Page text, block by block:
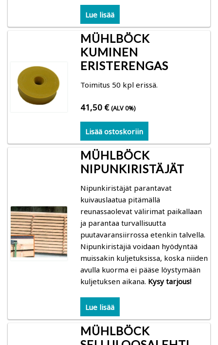
Merlin-ilmankostuttimet
Ilmanpuhdistimet
Puhaltimet
Pientalojen hiukkassuodattimet
Tehoraksa rakennustarvikkeet
Koneet ja laitteet rakennuksille
Rakennus- ja sisustustuotteet
Mittarit
Koneet ja laitteet
Käytetyt koneet ja laitteet
Ved-Systems Oy Engineering
Lue lisää
MÜHLBÖCK
KUMINEN
ERISTERENGAS
Toimitus 50 kpl erissä.
41,50 € (ALV 0%)
Lisää ostoskoriin
MÜHLBÖCK
NIPUNKIRISTÄJÄT
Nipunkiristäjät parantavat
kuivauslaatua pitämällä
reunassaolevat välirimat paikallaan
ja parantaa turvallisuutta
puutavaransiirrossa etenkin talvella.
Nipunkiristäjiä voidaan hyödyntää
muissakin kuljetuksissa, koska niiden
avulla kuorma ei pääse löystymään
kuljetuksen aikana. Kysy tarjous!
Lue lisää
MÜHLBÖCK